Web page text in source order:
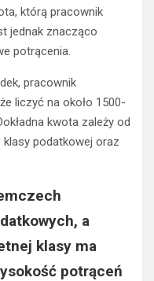
którą pracownik
jednak znacząco
potrącenia.
pracownik
liczyć na około 1500-
kwota zależy od
podatkowej oraz
a
klasy ma
potrąceń